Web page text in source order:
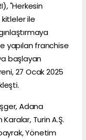
"Herkesin
ile
yapılan franchise
başlayan
27 Ocak 2025
Adana
Turin A.Ş.
Yönetim